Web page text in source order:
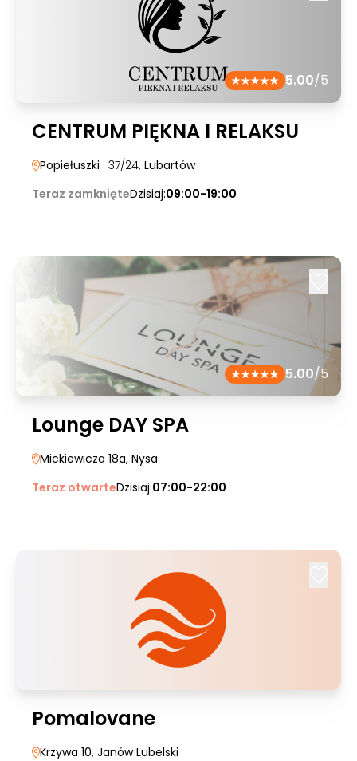
5.00/5
CENTRUM PIĘKNA I RELAKSU
Popiełuszki | 37/24, Lubartów
Teraz zamknięteDzisiaj:09:00-19:00
5.00/5
Lounge DAY SPA
Mickiewicza 18a, Nysa
Teraz otwarteDzisiaj:07:00-22:00
Pomalovane
Krzywa 10, Janów Lubelski